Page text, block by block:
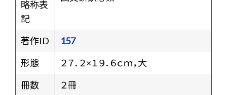
略称表
記
著作ID
157
形態
２７．２×１９．６ｃｍ，大
冊数
２冊